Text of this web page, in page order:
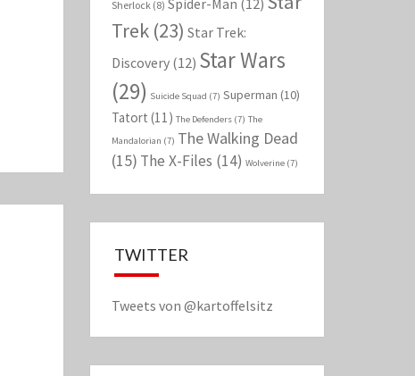
Sherlock(8) Spider-Man (12)
Trek(23) Star Trek:
Discovery(12) Star Wars
(29) Suicide Squad (7) Superman (10)
Tatort (11) The Defenders(7) The
Mandalorian (7) The Walking Dead
(15) The X-Files (14) Wolverine(7)
TWITTER
Tweets von @kartoffelsitz